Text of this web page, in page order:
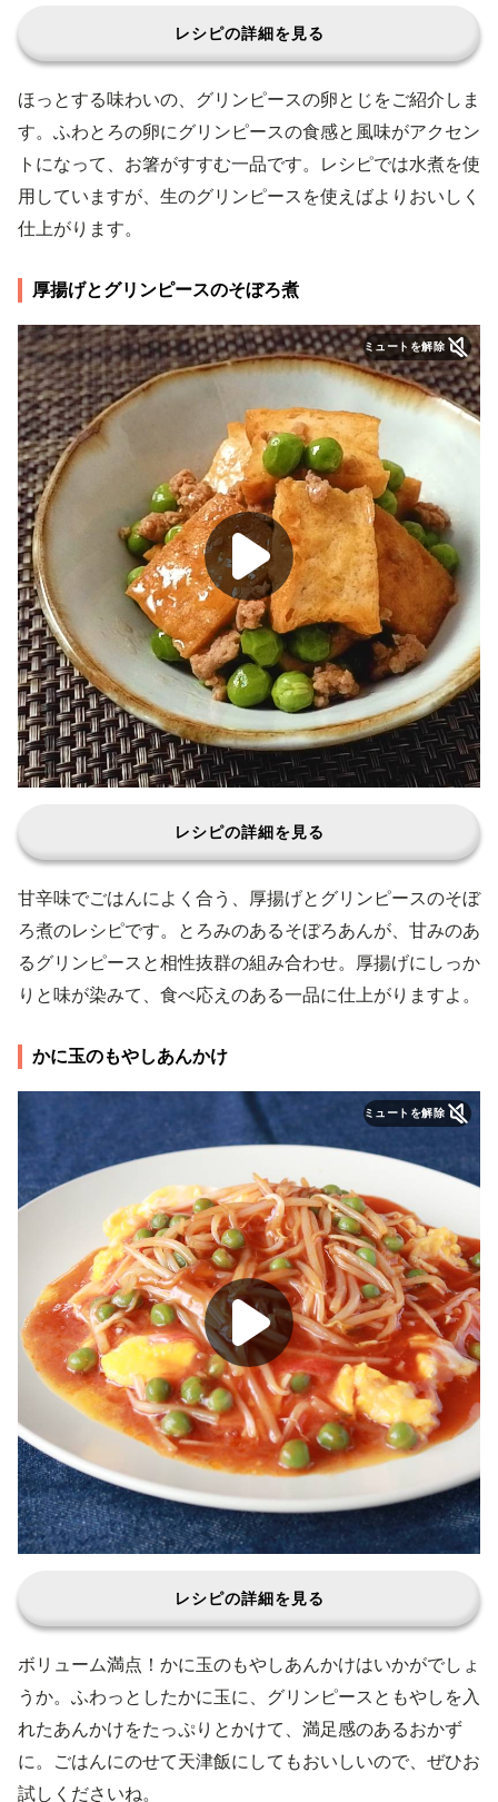
レシピの詳細を見る
ほっとする味わいの、グリンピースの卵とじをご紹介しま
す。ふわとろの卵にグリンピースの食感と風味がアクセン
トになって、お箸がすすむ一品です。レシピでは水煮を使
用していますが、生のグリンピースを使えばよりおいしく
仕上がります。
厚揚げとグリンピースのそぼろ煮
ミュートを解除
レシピの詳細を見る
甘辛味でごはんによく合う、厚揚げとグリンピースのそぼ
ろ煮のレシピです。とろみのあるそぼろあんが、甘みのあ
るグリンピースと相性抜群の組み合わせ。厚揚げにしっか
りと味が染みて、食べ応えのある一品に仕上がりますよ。
かに玉のもやしあんかけ
ミュートを解除
レシピの詳細を見る
ボリューム満点！かに玉のもやしあんかけはいかがでしょ
うか。ふわっとしたかに玉に、グリンピースともやしを入
れたあんかけをたっぷりとかけて、満足感のあるおかず
に。ごはんにのせて天津飯にしてもおいしいので、ぜひお
試しくださいね。